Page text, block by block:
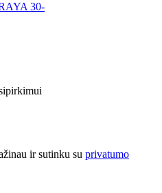
30-
ir sutinku su privatumo